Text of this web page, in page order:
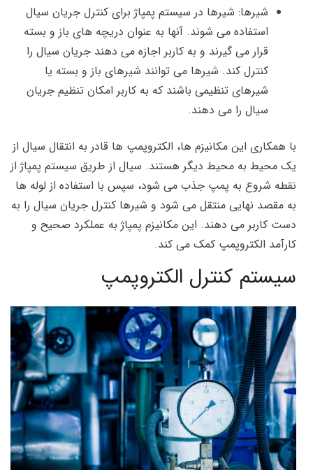
شیرها: شیرها در سیستم پمپاژ برای کنترل جریان سیال
استفاده می شوند. آنها به عنوان دریچه های باز و بسته
قرار می گیرند و به کاربر اجازه می دهند جریان سیال را
کنترل کند. شیرها می توانند شیرهای باز و بسته یا
شیرهای تنظیمی باشند که به کاربر امکان تنظیم جریان
سیال را می دهند.
با همکاری این مکانیزم ها، الکتروپمپ ها قادر به انتقال سیال از
یک محیط به محیط دیگر هستند. سیال از طریق سیستم پمپاژ از
نقطه شروع به پمپ جذب می شود، سپس با استفاده از لوله ها
به مقصد نهایی منتقل می شود و شیرها کنترل جریان سیال را به
دست کاربر می دهند. این مکانیزم پمپاژ به عملکرد صحیح و
کارآمد الکتروپمپ کمک می کند.
سیستم کنترل الکتروپمپ